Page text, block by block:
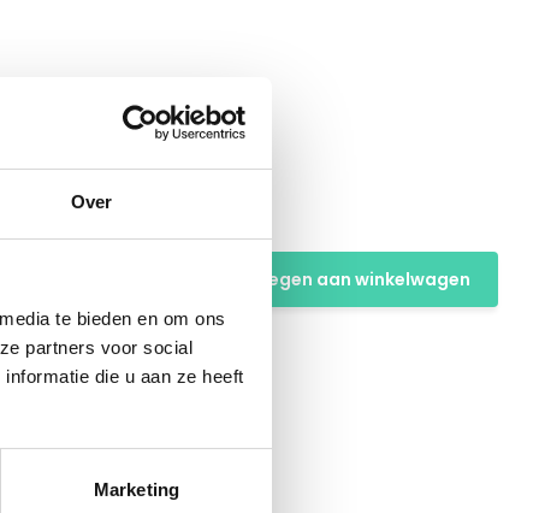
Over
te bieden en om ons
partners voor social
die u aan ze heeft
Marketing
Toevoegen aan winkelwagen